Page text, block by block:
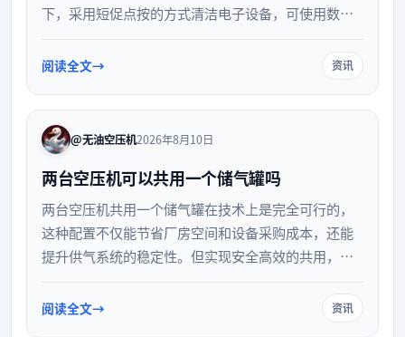
下，采用短促点按的方式清洁电子设备，可使用数十
耗规律并掌握正确的使用技巧，能有效提升利用率并
阅读全文 资讯
@无油空压机2026年8月10日
两台空压机可以共用一个储气罐吗
两台空压机共用一个储气罐在技术上是完全可行的，
这种配置不仅能节省厂房空间和设备采购成本，还能
提升供气系统的稳定性。但实现安全高效的共用，需
致以及加装联控系统等关键条件。本文将详细解析共
用储气罐的优势、配置要求及安全管理注意事项，帮
阅读全文 资讯